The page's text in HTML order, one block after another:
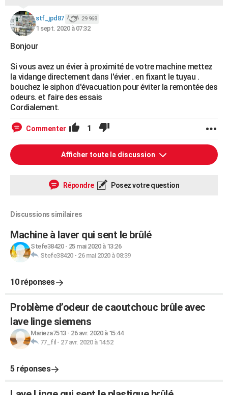
stf_jpd87 29 968
1 sept. 2020 à 07:32
Bonjour
Si vous avez un évier à proximité de votre machine mettez
la vidange directement dans l'évier . en fixant le tuyau .
bouchez le siphon d'évacuation pour éviter la remontée des
odeurs. et faire des essais
Cordialement.
Commenter 1
Afficher toute la discussion
Répondre Posez votre question
Discussions similaires
Machine à laver qui sent le brûlé
Stefe38420- 25 mai 2020 à 13:26
Stefe38420- 26 mai 2020 à 08:39
10 réponses
Problème d’odeur de caoutchouc brûle avec
lave linge siemens
Marieza7513- 26 avr. 2020 à 15:44
77_fil - 27 avr. 2020 à 14:52
5 réponses